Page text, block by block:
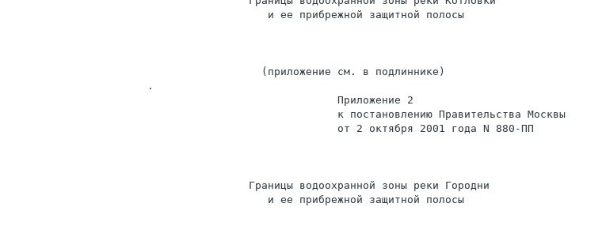
                   и ее прибрежной защитной полосы
                  (приложение см. в подлиннике)
.
                              Приложение 2
                              к постановлению Правительства Москвы
                              от 2 октября 2001 года N 880-ПП
                Границы водоохранной зоны реки Городни
                   и ее прибрежной защитной полосы